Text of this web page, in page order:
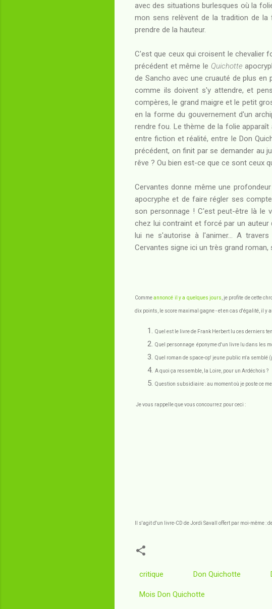
avec des situations burlesques où la
mon sens relèvent de la tradition de
prendre de la hauteur.
C'est que ceux qui croisent le chevalier
précédent et même le Quichotte
de Sancho avec une cruauté de plus
comme ils doivent s'y attendre, et
compères, le grand maigre et le petit
en la forme du gouvernement d'un
rendre fou. Le thème de la folie
entre fiction et réalité, entre le Don
précédent, on finit par se demander au
rêve ? Ou bien est-ce que ce sont ceux
Cervantes donne même une
apocryphe et de faire régler ses
son personnage ! C'est peut-être là le
chez lui contraint et forcé par un auteur
lui ne s'autorise à l'animer... A
Cervantes signe ici un très grand
Commeannoncé il y a quelques jours , je profite de cette
dix points, le score maximal gagne - et en cas d'égalité, il
Quel est le livre de Frank Herbert lu ces derniers
Quel personnage éponyme d'un livre lu dans les
Quel roman de space-op' jeune public m'a
A quoi ça ressemble, la Loire, pour un Ardéchois ?
Question subsidiaire : au moment où je poste ce
Je vous rappelle que vous concourrez pour ceci :
Il s'agit d'un livre-CD de Jordi Savall offert par moi-même :
critique Don Quichotte
Mois Don Quichotte